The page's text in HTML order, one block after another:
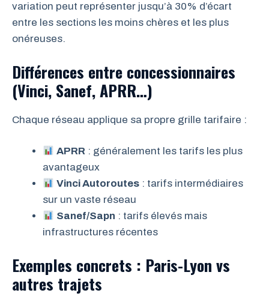
variation peut représenter jusqu’à 30% d’écart
entre les sections les moins chères et les plus
onéreuses.
Différences entre concessionnaires
(Vinci, Sanef, APRR…)
Chaque réseau applique sa propre grille tarifaire :
APRR : généralement les tarifs les plus
avantageux
Vinci Autoroutes : tarifs intermédiaires
sur un vaste réseau
Sanef/Sapn : tarifs élevés mais
infrastructures récentes
Exemples concrets : Paris-Lyon vs
autres trajets